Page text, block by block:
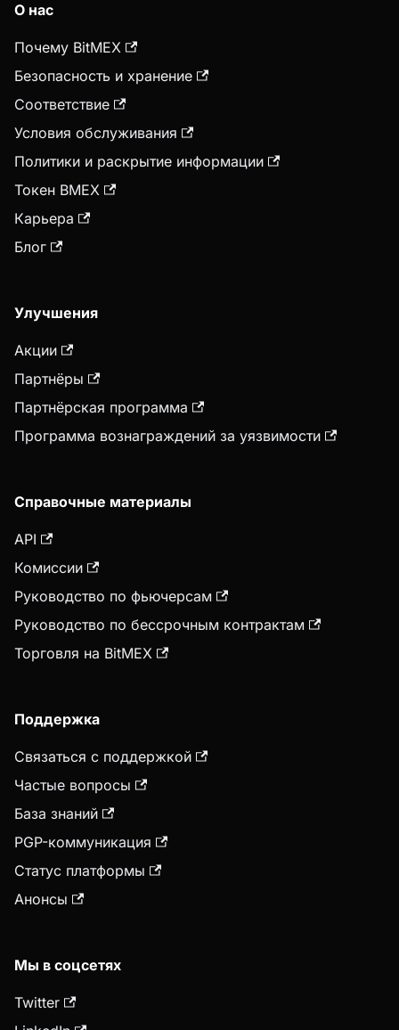
О нас
Почему BitMEX
Безопасность и хранение
Соответствие
Условия обслуживания
Политики и раскрытие информации
Токен BMEX
Карьера
Блог
Улучшения
Акции
Партнёры
Партнёрская программа
Программа вознаграждений за уязвимости
Справочные материалы
API
Комиссии
Руководство по фьючерсам
Руководство по бессрочным контрактам
Торговля на BitMEX
Поддержка
Связаться с поддержкой
Частые вопросы
База знаний
PGP-коммуникация
Статус платформы
Анонсы
Мы в соцсетях
Twitter